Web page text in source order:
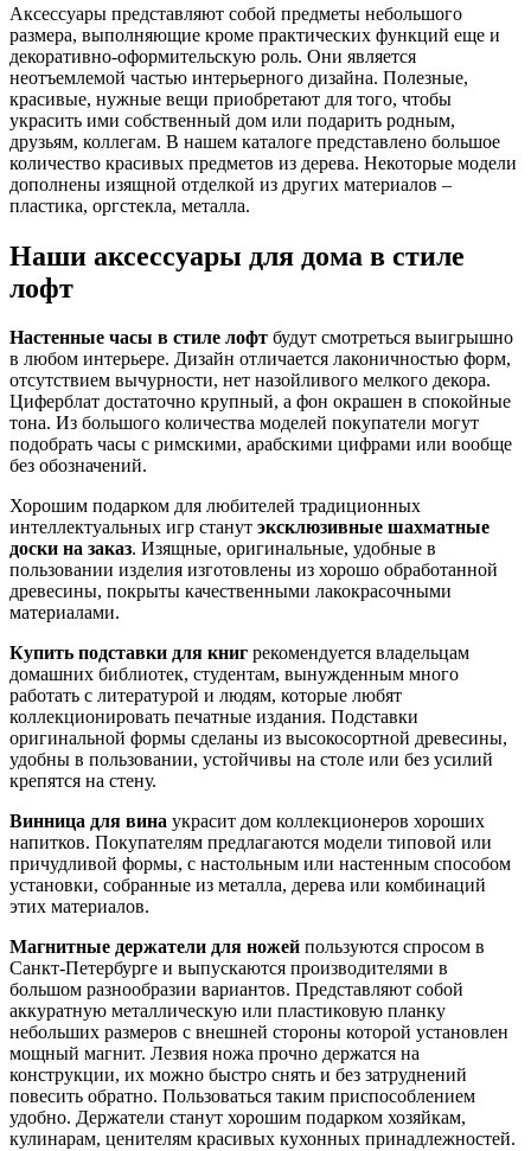
Аксессуары представляют собой предметы небольшого
размера, выполняющие кроме практических функций еще и
декоративно-оформительскую роль. Они является
неотъемлемой частью интерьерного дизайна. Полезные,
красивые, нужные вещи приобретают для того, чтобы
украсить ими собственный дом или подарить родным,
друзьям, коллегам. В нашем каталоге представлено большое
количество красивых предметов из дерева. Некоторые модели
дополнены изящной отделкой из других материалов –
пластика, оргстекла, металла.
Наши аксессуары для дома в стиле
лофт
Настенные часы в стиле лофт будут смотреться выигрышно
в любом интерьере. Дизайн отличается лаконичностью форм,
отсутствием вычурности, нет назойливого мелкого декора.
Циферблат достаточно крупный, а фон окрашен в спокойные
тона. Из большого количества моделей покупатели могут
подобрать часы с римскими, арабскими цифрами или вообще
без обозначений.
Хорошим подарком для любителей традиционных
интеллектуальных игр станут эксклюзивные шахматные
доски на заказ. Изящные, оригинальные, удобные в
пользовании изделия изготовлены из хорошо обработанной
древесины, покрыты качественными лакокрасочными
материалами.
Купить подставки для книг рекомендуется владельцам
домашних библиотек, студентам, вынужденным много
работать с литературой и людям, которые любят
коллекционировать печатные издания. Подставки
оригинальной формы сделаны из высокосортной древесины,
удобны в пользовании, устойчивы на столе или без усилий
крепятся на стену.
Винница для вина украсит дом коллекционеров хороших
напитков. Покупателям предлагаются модели типовой или
причудливой формы, с настольным или настенным способом
установки, собранные из металла, дерева или комбинаций
этих материалов.
Магнитные держатели для ножей пользуются спросом в
Санкт-Петербурге и выпускаются производителями в
большом разнообразии вариантов. Представляют собой
аккуратную металлическую или пластиковую планку
небольших размеров с внешней стороны которой установлен
мощный магнит. Лезвия ножа прочно держатся на
конструкции, их можно быстро снять и без затруднений
повесить обратно. Пользоваться таким приспособлением
удобно. Держатели станут хорошим подарком хозяйкам,
кулинарам, ценителям красивых кухонных принадлежностей.